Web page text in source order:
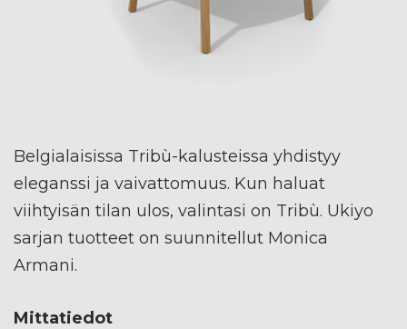
Belgialaisissa Tribù-kalusteissa yhdistyy
eleganssi ja vaivattomuus. Kun haluat
viihtyisän tilan ulos, valintasi on Tribù. Ukiyo
sarjan tuotteet on suunnitellut Monica
Armani.
Mittatiedot